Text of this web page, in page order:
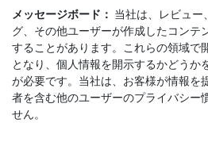
メッセージボード： 当社は、レビュー
グ、その他ユーザーが作成したコンテ
することがあります。これらの領域で
となり、個人情報を開示するかどうか
が必要です。当社は、お客様が情報を
者を含む他のユーザーのプライバシー
せん。